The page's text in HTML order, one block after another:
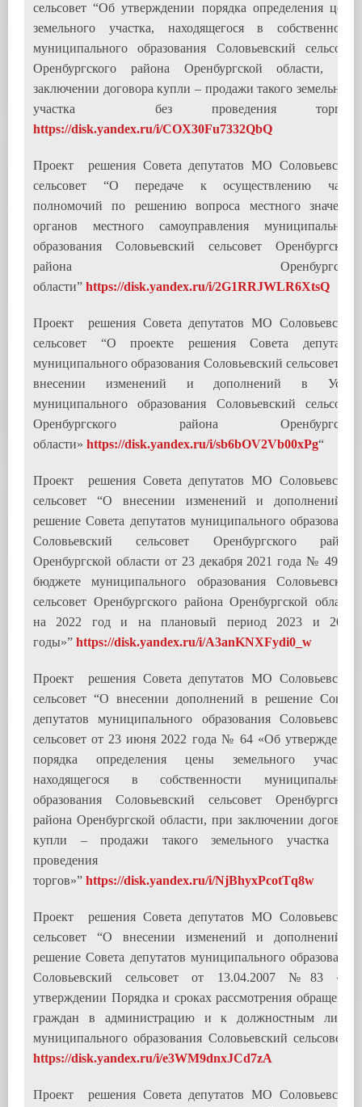
сельсовет “Об утверждении порядка определения цены
земельного участка, находящегося в собственности
муниципального образования Соловьевский сельсовет
Оренбургского района Оренбургской области, при
заключении договора купли – продажи такого земельного
участка без проведения торгов”
https://disk.yandex.ru/i/COX30Fu7332QbQ
Проект решения Совета депутатов МО Соловьевский
сельсовет “О передаче к осуществлению части
полномочий по решению вопроса местного значения
органов местного самоуправления муниципального
образования Соловьевский сельсовет Оренбургского
района Оренбургской
области” https://disk.yandex.ru/i/2G1RRJWLR6XtsQ
Проект решения Совета депутатов МО Соловьевский
сельсовет “О проекте решения Совета депутатов
муниципального образования Соловьевский сельсовет «О
внесении изменений и дополнений в Устав
муниципального образования Соловьевский сельсовет
Оренбургского района Оренбургской
области» https://disk.yandex.ru/i/sb6bOV2Vb00xPg“
Проект решения Совета депутатов МО Соловьевский
сельсовет “О внесении изменений и дополнений в
решение Совета депутатов муниципального образования
Соловьевский сельсовет Оренбургского района
Оренбургской области от 23 декабря 2021 года № 49 «О
бюджете муниципального образования Соловьевский
сельсовет Оренбургского района Оренбургской области
на 2022 год и на плановый период 2023 и 2024
годы»” https://disk.yandex.ru/i/A3anKNXFydi0_w
Проект решения Совета депутатов МО Соловьевский
сельсовет “О внесении дополнений в решение Совета
депутатов муниципального образования Соловьевский
сельсовет от 23 июня 2022 года № 64 «Об утверждении
порядка определения цены земельного участка,
находящегося в собственности муниципального
образования Соловьевский сельсовет Оренбургского
района Оренбургской области, при заключении договора
купли – продажи такого земельного участка без
проведения
торгов»” https://disk.yandex.ru/i/NjBhyxPcotTq8w
Проект решения Совета депутатов МО Соловьевский
сельсовет “О внесении изменений и дополнений в
решение Совета депутатов муниципального образования
Соловьевский сельсовет от 13.04.2007 №83 «Об
утверждении Порядка и сроках рассмотрения обращений
граждан в администрацию и к должностным лицам
муниципального образования Соловьевский сельсовет»”
https://disk.yandex.ru/i/e3WM9dnxJCd7zA
Проект решения Совета депутатов МО Соловьевский